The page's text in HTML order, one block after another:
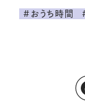
#おうち時間